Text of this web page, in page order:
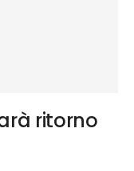
ritorno